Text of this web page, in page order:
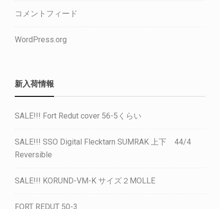
コメントフィード
WordPress.org
新入荷情報
SALE!!! Fort Redut cover 56-5くらい
SALE!!! SSO Digital Flecktarn SUMRAK 上下 44/4
Reversible
SALE!!! KORUND-VM-K サイズ２MOLLE
FORT REDUT 50-3